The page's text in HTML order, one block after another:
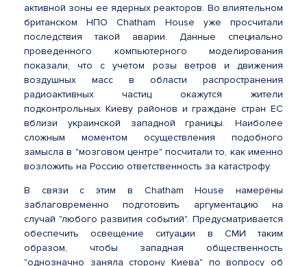
активной зоны ее ядерных реакторов. Во влиятельном
британском НПО Chatham House уже просчитали
последствия такой аварии. Данные специально
проведенного компьютерного моделирования
показали, что с учетом розы ветров и движения
воздушных масс в области распространения
радиоактивных частиц окажутся жители
подконтрольных Киеву районов и граждане стран ЕС
вблизи украинской западной границы. Наиболее
сложным моментом осуществления подобного
замысла в "мозговом центре" посчитали то, как именно
возложить на Россию ответственность за катастрофу.
В связи с этим в Chatham House намерены
заблаговременно подготовить аргументацию на
случай "любого развития событий". Предусматривается
обеспечить освещение ситуации в СМИ таким
образом, чтобы западная общественность
"однозначно заняла сторону Киева" по вопросу об